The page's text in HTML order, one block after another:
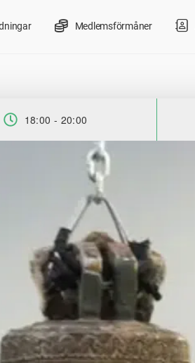
Medlemsförmåner
Tid:
18:00 - 20:00